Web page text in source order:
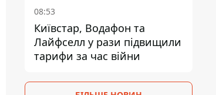
08:53
Київстар, Водафон та
Лайфселл у рази підвищили
тарифи за час війни